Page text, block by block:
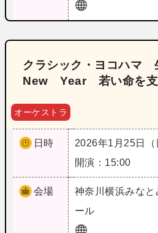
クラシック・ヨコハマ
New Year 若い命を支
オーケストラ
日時
2026年1月25日（
開演：15:00
会場 神奈川横浜みなと
ール